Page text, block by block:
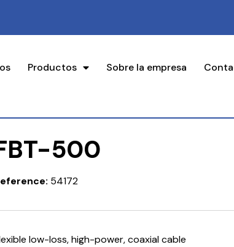
Productos Sobre la empresa
500
54172
low-loss, high-power, coaxial cable